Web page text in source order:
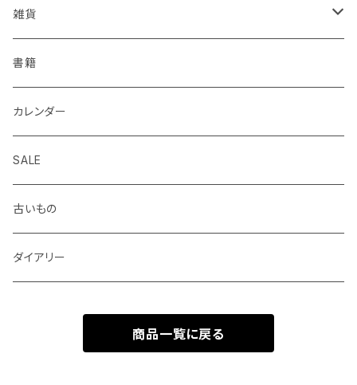
KOHINOOR
Helix
BIC
centropen
AUTOPOINT
PARKER
はらぺこめがね
ALASKA BUNGU
ノラヤ
杉本ふみ
みやしたゆみ
池田久美子
色鉛筆、クレヨン
封筒、ポチ袋
ハサミ、カッター、カッティングマット
修正液、修正テープ
パンチ、ステープラー
定規、テンプレート
クリップ、割ピン、画鋲、輪ゴム、状差し
消しゴム
ファイル、カルトン
スクラップブック、アルバム
伝票、領収書、納品書
メモカード、ラベルブック
マスキングテープ
付箋、シール
包装紙、紙袋
チケット、マッチラベル、切手
雑貨
ペンケース、お財布、ポーチ、カードケース
ブックカバー、栞、ブックスタンド
バッグ
バッジ、ブローチ、キーホルダー
ハンカチ、手ぬぐい
書籍
カレンダー
SALE
古いもの
ダイアリー
商品一覧に戻る